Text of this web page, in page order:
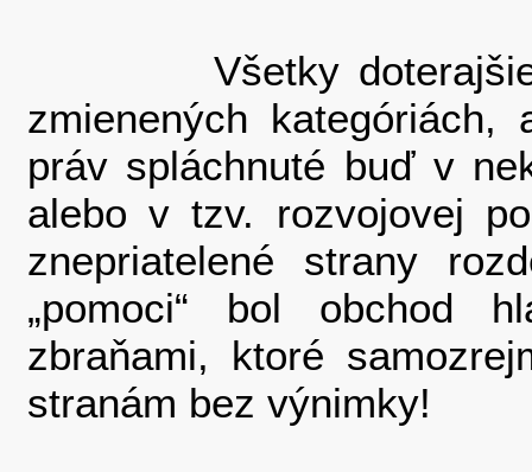
Všetky doterajšie
zmienených
práv spláchnuté buď v
alebo v tzv. rozvojovej
znepriatelené strany
„pomoci“ bol obchod
zbraňami, ktoré
stranám bez výnimky!